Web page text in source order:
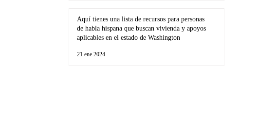
Aquí tienes una lista de recursos para personas
de habla hispana que buscan vivienda y apoyos
aplicables en el estado de Washington
21 ene 2024